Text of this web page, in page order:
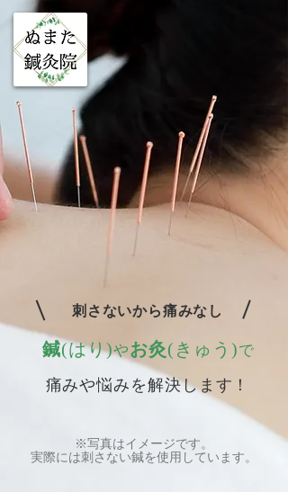
刺さないから痛みなし
鍼(はり)やお灸(きゅう)​で
痛みや悩みを解決します！
※写真はイメージです。
実際には刺さない鍼を使用しています。